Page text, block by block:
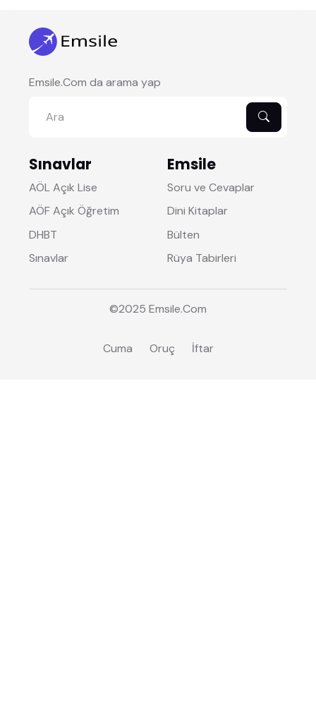
Emsile.Com da arama yap
Sınavlar
AÖL Açık Lise
AÖF Açık Öğretim
DHBT
Sınavlar
Emsile
Soru ve Cevaplar
Dini Kitaplar
Bülten
Rüya Tabirleri
©2025 Emsile.Com
Cuma Oruç İftar